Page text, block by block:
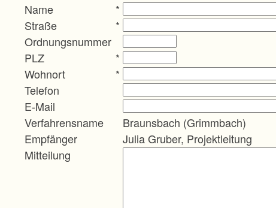
Name
*
Straße
*
Ordnungsnummer
PLZ
*
Wohnort
*
Telefon
E-Mail
Verfahrensname
Braunsbach (Grimmbach)
Empfänger
Julia Gruber, Projektleitung
Mitteilung